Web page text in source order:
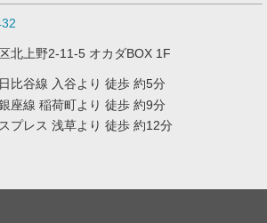
北上野2-11-5 オカダBOX 1F
比谷線 入谷より 徒歩 約5分
座線 稲荷町より 徒歩 約9分
プレス 浅草より 徒歩 約12分